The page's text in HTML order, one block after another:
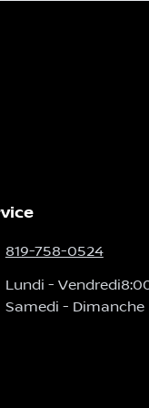
819-758-0524
Lundi - Vendredi
Samedi - Dimanche